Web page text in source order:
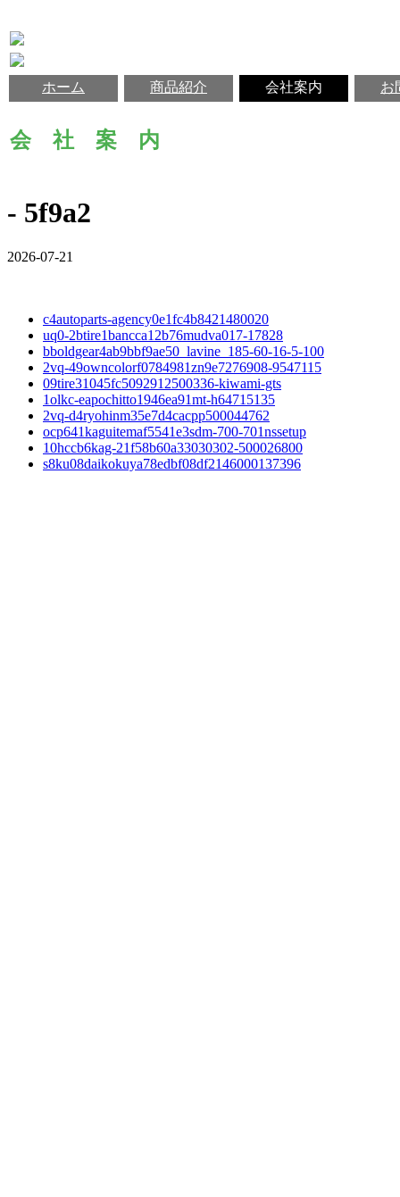
ホーム 商品紹介 会社案内 お
会 社 案 内
- 5f9a2
2026-07-21
c4autoparts-agency0e1fc4b8421480020
uq0-2btire1bancca12b76mudva017-17828
bboldgear4ab9bbf9ae50_lavine_185-60-16-5-100
2vq-49owncolorf0784981zn9e7276908-9547115
09tire31045fc5092912500336-kiwami-gts
1olkc-eapochitto1946ea91mt-h64715135
2vq-d4ryohinm35e7d4cacpp500044762
ocp641kaguitemaf5541e3sdm-700-701nssetup
10hccb6kag-21f58b60a33030302-500026800
s8ku08daikokuya78edbf08df2146000137396